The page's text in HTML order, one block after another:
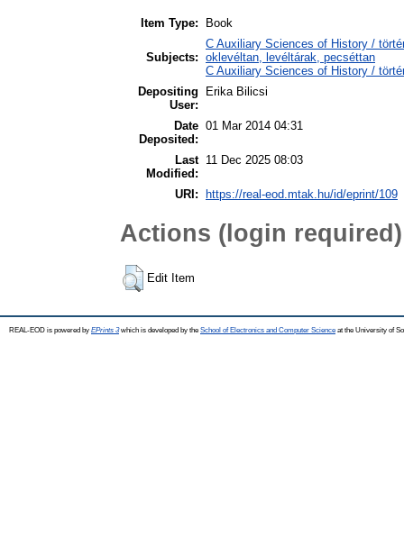
Item Type: Book
Subjects:
C Auxiliary Sciences of History /
oklevéltan, levéltárak, pecséttan
C Auxiliary Sciences of History /
Depositing
User:
Erika Bilicsi
Date
Deposited:
01 Mar 2014 04:31
Last
Modified:
11 Dec 2025 08:03
URI: https://real-eod.mtak.hu/id/eprint/109
Actions (login required)
Edit Item
REAL-EOD is powered by EPrints 3which is developed by the School of Electronics and Computer Science at the University of